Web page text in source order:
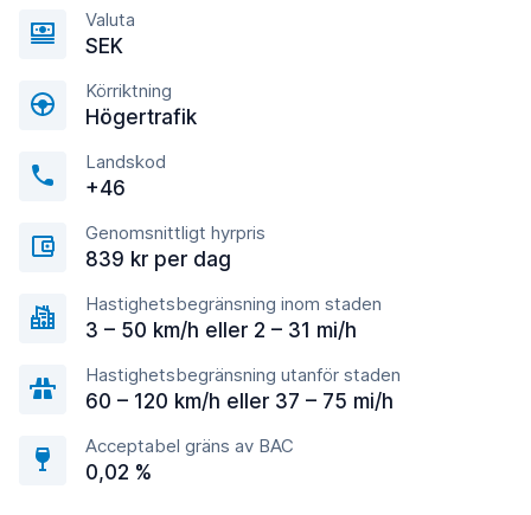
Valuta
SEK
Körriktning
Högertrafik
Landskod
+46
Genomsnittligt hyrpris
839 kr per dag
Hastighetsbegränsning inom staden
3 – 50 km/h eller 2 – 31 mi/h
Hastighetsbegränsning utanför staden
60 – 120 km/h eller 37 – 75 mi/h
Acceptabel gräns av BAC
0,02 %